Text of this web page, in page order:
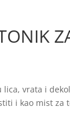
vrata i
i kao mist za